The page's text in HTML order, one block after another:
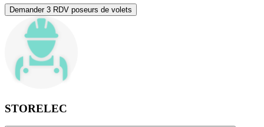
Demander 3 RDV poseurs de volets
STORELEC